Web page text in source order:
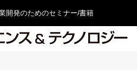
開発のためのセミナー/書籍